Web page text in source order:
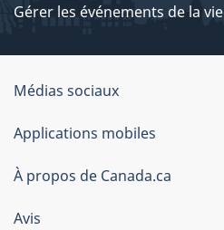
Gérer les événements de la vie
Organisation
du
gouvernement
du
Canada
Médias sociaux
Applications mobiles
À propos de Canada.ca
Avis